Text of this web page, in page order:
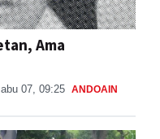
Ama
abu 07, 09:25 ANDOAIN